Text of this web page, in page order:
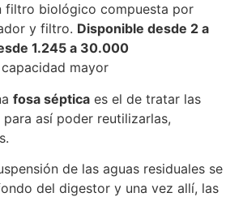
filtro biológico compuesta por
y filtro. Disponible desde 2 a
1.245 a 30.000
mayor
fosa séptica es el de tratar las
para así poder reutilizarlas,
de las aguas residuales se
del digestor y una vez allí, las